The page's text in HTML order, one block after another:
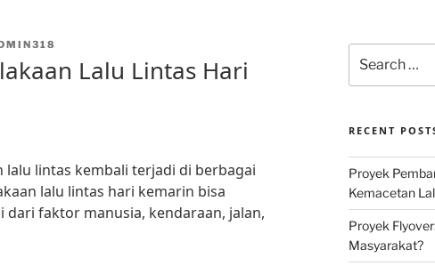
Lalu Lintas Hari
lalu lintas kembali terjadi di berbagai
lalu lintas hari kemarin bisa
dari faktor manusia, kendaraan, jalan,
for:
RECENT
Proyek
Kemacetan
Proyek
Masyarakat?